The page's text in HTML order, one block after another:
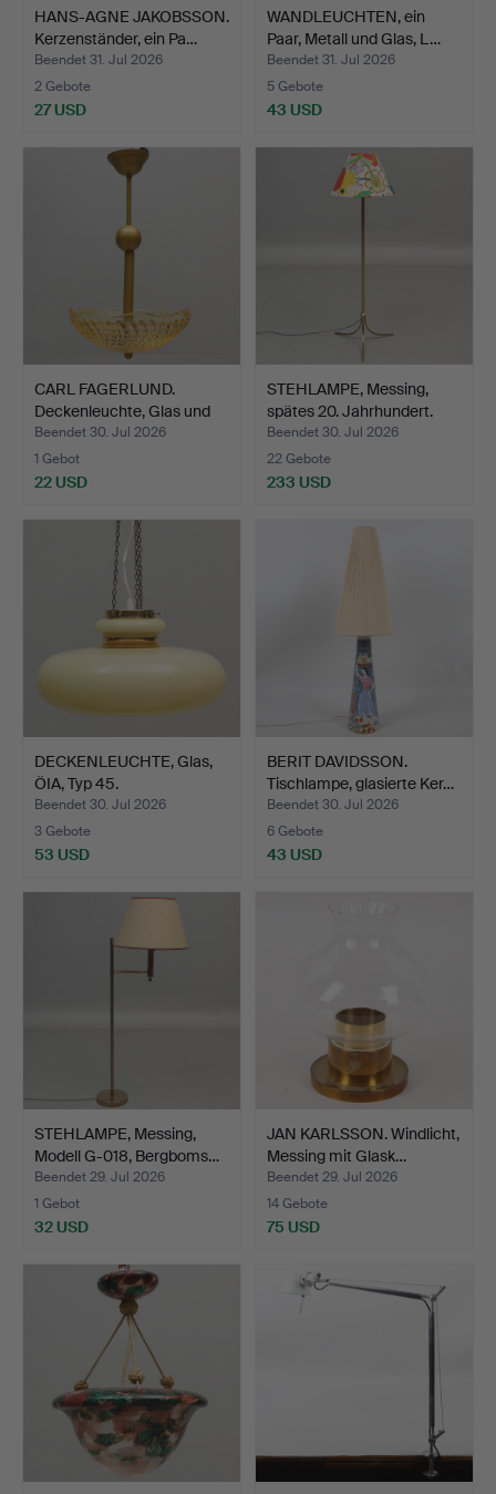
HANS-AGNE JAKOBSSON.
Kerzenständer, ein Pa…
Beendet 31. Jul 2026
2 Gebote
27 USD
WANDLEUCHTEN, ein
Paar, Metall und Glas, L…
Beendet 31. Jul 2026
5 Gebote
43 USD
CARL FAGERLUND.
Deckenleuchte, Glas und
Me…
Beendet 30. Jul 2026
1 Gebot
22 USD
STEHLAMPE, Messing,
spätes 20. Jahrhundert.
Beendet 30. Jul 2026
22 Gebote
233 USD
DECKENLEUCHTE, Glas,
ÖIA, Typ 45.
Beendet 30. Jul 2026
3 Gebote
53 USD
BERIT DAVIDSSON.
Tischlampe, glasierte Ker…
Beendet 30. Jul 2026
6 Gebote
43 USD
STEHLAMPE, Messing,
Modell G-018, Bergboms…
Beendet 29. Jul 2026
1 Gebot
32 USD
JAN KARLSSON. Windlicht,
Messing mit Glask…
Beendet 29. Jul 2026
14 Gebote
75 USD